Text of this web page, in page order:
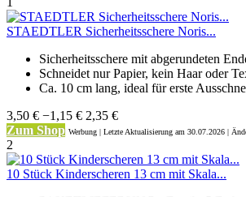
STAEDTLER Sicherheitsschere Noris...
Sicherheitsschere mit abgerundeten
Schneidet nur Papier, kein Haar oder
Ca. 10 cm lang, ideal für erste
3,50 € −1,15 € 2,35 €
Zum Shop Werbung | Letzte Aktualisierung am 30.07.2026 |
2
10 Stück Kinderscheren 13 cm mit Skala...